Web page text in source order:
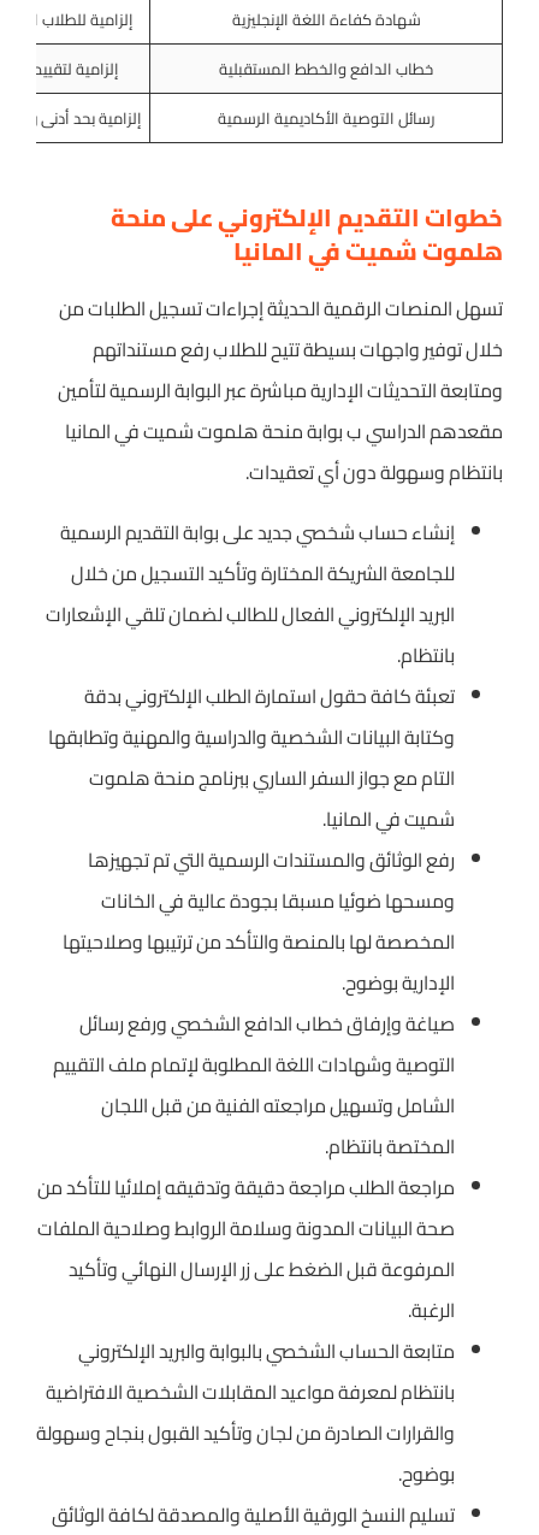
شهادة كفاءة اللغة الإنجليزية
إلزامية للطلاب
خطاب الدافع والخطط المستقبلية
إلزامية لتقييم
رسائل التوصية الأكاديمية الرسمية
إلزامية بحد أدنى
خطوات التقديم الإلكتروني على منحة
هلموت شميت في المانيا
تسهل المنصات الرقمية الحديثة إجراءات تسجيل الطلبات من
خلال توفير واجهات بسيطة تتيح للطلاب رفع مستنداتهم
ومتابعة التحديثات الإدارية مباشرة عبر البوابة الرسمية لتأمين
مقعدهم الدراسي ب بوابة منحة هلموت شميت في المانيا
بانتظام وسهولة دون أي تعقيدات.
إنشاء حساب شخصي جديد على بوابة التقديم الرسمية
للجامعة الشريكة المختارة وتأكيد التسجيل من خلال
البريد الإلكتروني الفعال للطالب لضمان تلقي الإشعارات
بانتظام.
تعبئة كافة حقول استمارة الطلب الإلكتروني بدقة
وكتابة البيانات الشخصية والدراسية والمهنية وتطابقها
التام مع جواز السفر الساري ببرنامج منحة هلموت
شميت في المانيا.
رفع الوثائق والمستندات الرسمية التي تم تجهيزها
ومسحها ضوئيا مسبقا بجودة عالية في الخانات
المخصصة لها بالمنصة والتأكد من ترتيبها وصلاحيتها
الإدارية بوضوح.
صياغة وإرفاق خطاب الدافع الشخصي ورفع رسائل
التوصية وشهادات اللغة المطلوبة لإتمام ملف التقييم
الشامل وتسهيل مراجعته الفنية من قبل اللجان
المختصة بانتظام.
مراجعة الطلب مراجعة دقيقة وتدقيقه إملائيا للتأكد من
صحة البيانات المدونة وسلامة الروابط وصلاحية الملفات
المرفوعة قبل الضغط على زر الإرسال النهائي وتأكيد
الرغبة.
متابعة الحساب الشخصي بالبوابة والبريد الإلكتروني
بانتظام لمعرفة مواعيد المقابلات الشخصية الافتراضية
والقرارات الصادرة من لجان وتأكيد القبول بنجاح وسهولة
بوضوح.
تسليم النسخ الورقية الأصلية والمصدقة لكافة الوثائق